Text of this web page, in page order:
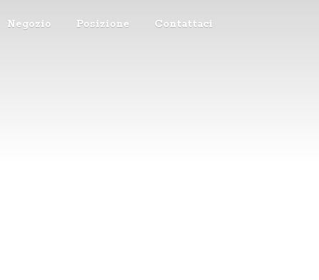
Negozio Posizione Contattaci